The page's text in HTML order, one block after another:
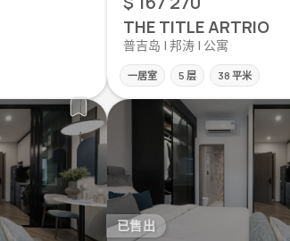
THE TITLE ARTRIO
普吉岛 | 邦涛 | 公寓
一居室 5 层 38 平米
已售出